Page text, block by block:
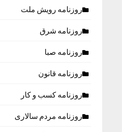
روزنامه رویش ملت
روزنامه شرق
روزنامه صبا
روزنامه قانون
روزنامه كسب و كار
روزنامه مردم سالاری